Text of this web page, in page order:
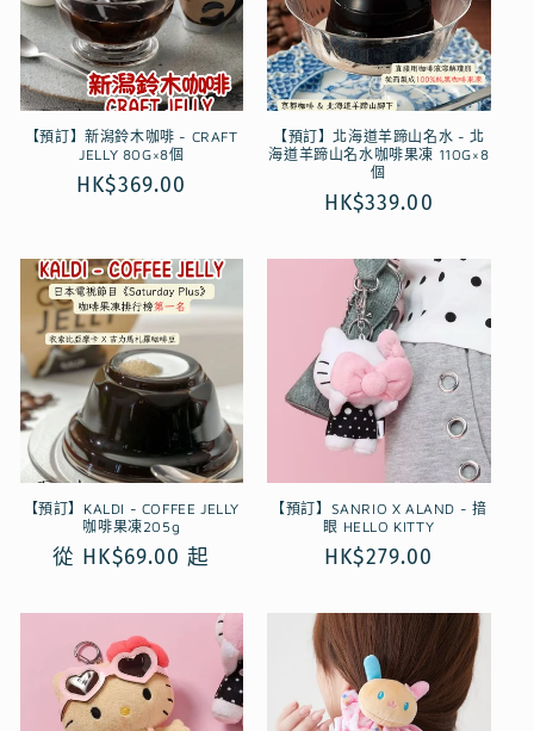
【預訂】新潟鈴木咖啡 - CRAFT
JELLY 80G×8個
定
HK$369.00
【預訂】北海道羊蹄山名水 - 北
海道羊蹄山名水咖啡果凍 110G×8
個
定
HK$339.00
【預訂】KALDI - COFFEE JELLY
咖啡果凍205g
定
從 HK$69.00 起
【預訂】SANRIO X ALAND - 揞
眼 HELLO KITTY
定
HK$279.00